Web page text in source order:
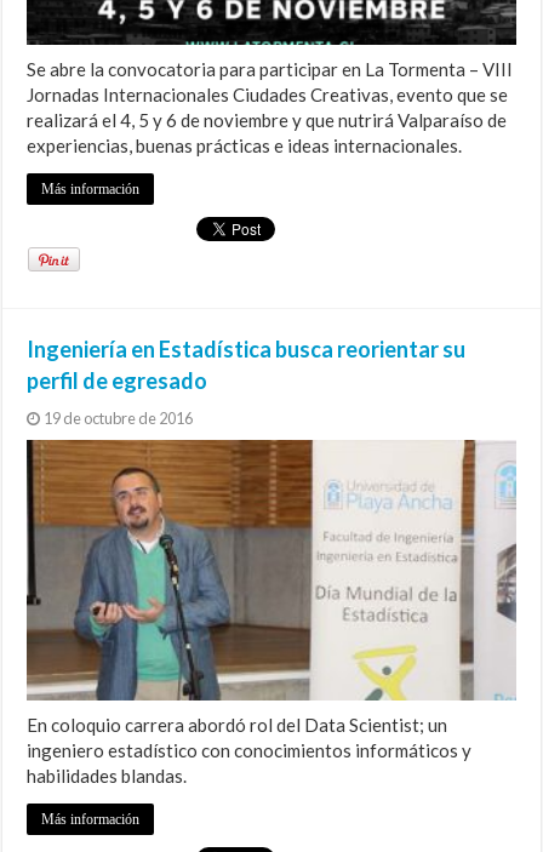
Se abre la convocatoria para participar en La Tormenta – VIII
Jornadas Internacionales Ciudades Creativas, evento que se
realizará el 4, 5 y 6 de noviembre y que nutrirá Valparaíso de
experiencias, buenas prácticas e ideas internacionales.
Más información
Ingeniería en Estadística busca reorientar su
perfil de egresado
19 de octubre de 2016
En coloquio carrera abordó rol del Data Scientist; un
ingeniero estadístico con conocimientos informáticos y
habilidades blandas.
Más información